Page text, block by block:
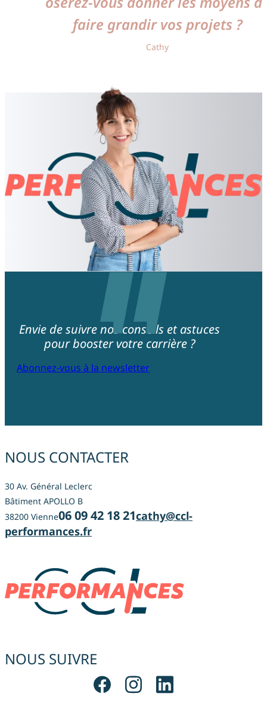
faire grandir vos projets ?
Cathy
Envie de suivre nos conseils et astuces
pour booster votre carrière ?
Abonnez-vous à la newsletter
NOUS CONTACTER
30 Av. Général Leclerc
Bâtiment APOLLO B
38200 Vienne06 09 42 18 21cathy@ccl-
performances.fr
NOUS SUIVRE